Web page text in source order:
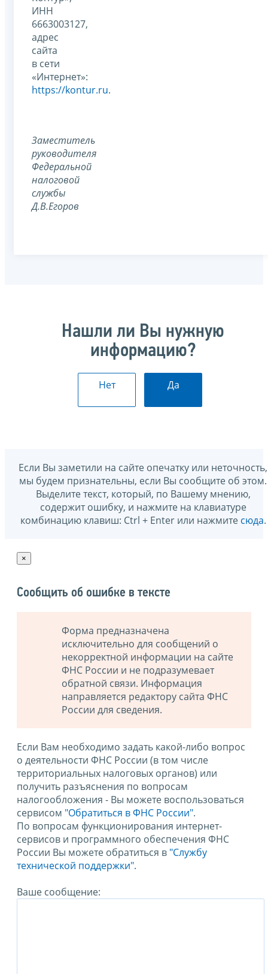
ИНН
6663003127,
адрес
сайта
в сети
«Интернет»:
https://kontur.ru.
Заместитель
руководителя
Федеральной
налоговой
службы
Д.В.Егоров
Нашли ли Вы нужную
информацию?
Нет Да
Если Вы заметили на сайте опечатку или неточность,
мы будем признательны, если Вы сообщите об этом.
Выделите текст, который, по Вашему мнению,
содержит ошибку, и нажмите на клавиатуре
комбинацию клавиш: Ctrl + Enter или нажмите сюда.
×
Сообщить об ошибке в тексте
Форма предназначена
исключительно для сообщений о
некорректной информации на сайте
ФНС России и не подразумевает
обратной связи. Информация
направляется редактору сайта ФНС
России для сведения.
Если Вам необходимо задать какой-либо вопрос
о деятельности ФНС России (в том числе
территориальных налоговых органов) или
получить разъяснения по вопросам
налогообложения - Вы можете воспользоваться
сервисом "Обратиться в ФНС России".
По вопросам функционирования интернет-
сервисов и программного обеспечения ФНС
России Вы можете обратиться в "Службу
технической поддержки".
Ваше сообщение: